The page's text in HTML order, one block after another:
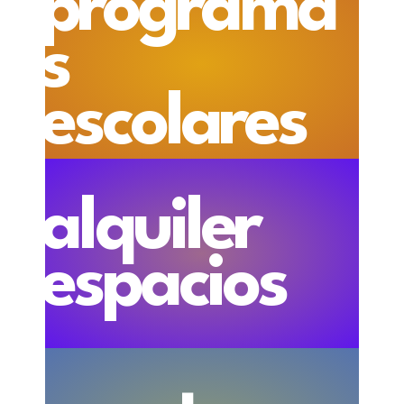
s
escolares
alquiler
espacios